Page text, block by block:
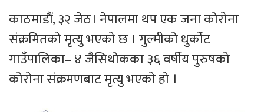
काठमाडौं, ३२ जेठ। नेपालमा थप एक जना कोरोना
संक्रमितको मृत्यु भएको छ । गुल्मीको धुर्कोट
गाउँपालिका– ४ जैसिथोकका ३६ वर्षीय पुरुषको
कोरोना संक्रमणबाट मृत्यु भएको हो ।